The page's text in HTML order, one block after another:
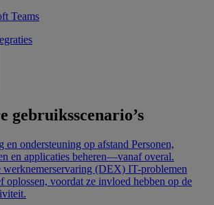
Teams
gebruiksscenario’s
en ondersteuning op afstand Personen,
en applicaties beheren—vanaf overal.
werknemerservaring (DEX) IT-problemen
oplossen, voordat ze invloed hebben op de